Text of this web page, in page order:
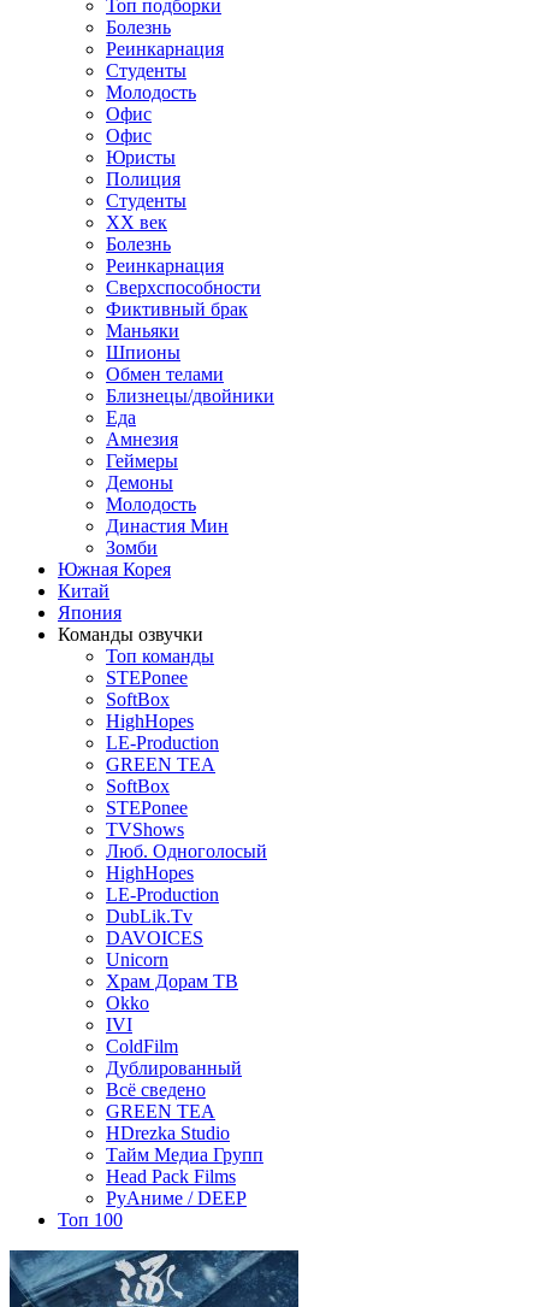
Топ подборки
Болезнь
Реинкарнация
Студенты
Молодость
Офис
Офис
Юристы
Полиция
Студенты
ХХ век
Болезнь
Реинкарнация
Сверхспособности
Фиктивный брак
Маньяки
Шпионы
Обмен телами
Близнецы/двойники
Еда
Амнезия
Геймеры
Демоны
Молодость
Династия Мин
Зомби
Южная Корея
Китай
Япония
Команды озвучки
Топ команды
STEPonee
SoftBox
HighHopes
LE-Production
GREEN TEA
SoftBox
STEPonee
TVShows
Люб. Одноголосый
HighHopes
LE-Production
DubLik.Tv
DAVOICES
Unicorn
Храм Дорам ТВ
Okko
IVI
ColdFilm
Дублированный
Всё сведено
GREEN TEA
HDrezka Studio
Тайм Медиа Групп
Head Pack Films
РуАниме / DEEP
Топ 100